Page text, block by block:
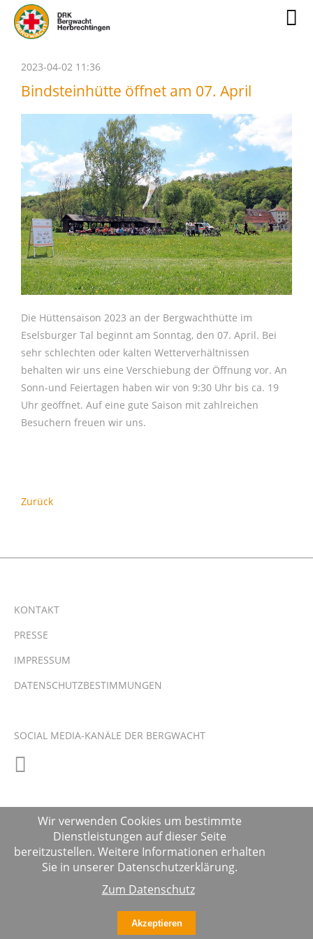
2023-04-02 11:36
Bindsteinhütte öffnet am 07. April
Die Hüttensaison 2023 an der Bergwachthütte im
Eselsburger Tal beginnt am Sonntag, den 07. April. Bei
sehr schlechten oder kalten Wetterverhältnissen
behalten wir uns eine Verschiebung der Öffnung vor. An
Sonn-und Feiertagen haben wir von 9:30 Uhr bis ca. 19
Uhr geöffnet. Auf eine gute Saison mit zahlreichen
Besuchern freuen wir uns.
Zurück
KONTAKT
PRESSE
IMPRESSUM
DATENSCHUTZBESTIMMUNGEN
SOCIAL MEDIA-KANÄLE DER BERGWACHT
Wir verwenden Cookies um bestimmte
Dienstleistungen auf dieser Seite
bereitzustellen. Weitere Informationen erhalten
Sie in unserer Datenschutzerklärung.
Zum Datenschutz
Akzeptieren